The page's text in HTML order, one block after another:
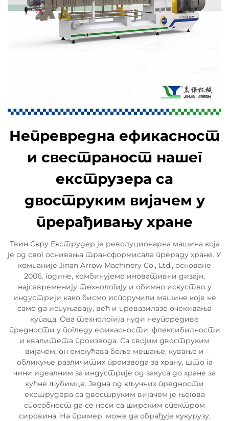
Непревредна ефикасност
и свестраност нашег
екструзера са
двоструким вијачем у
прерађивању хране
Твин Скру Екструдер је револуционарна машина која
је од свог оснивања трансформисала прераду хране. У
компаније Jinan Arrow Machinery Co., Ltd., основане
2006. године, комбинујемо иновативни дизајн,
најсавременију технологију и обимно искуство у
индустрији како бисмо испоручили машине које не
само да испуњавају, већ и превазилазе очекивања
купаца. Ова технологија нуди неупоредиве
предности у погледу ефикасности, флексибилности
и квалитета производа. Са својим двоструким
вијачем, он омогућава боље мешање, кување и
обликуње различитих производа за храну, што га
чини идеалним за индустрије од закуса до хране за
кућне љубимце. Једна од кључних предности
екструдера са двоструким вијачем је његова
способност да се носи са широким спектром
сировина. На пример, може да обрађује кукурузу,